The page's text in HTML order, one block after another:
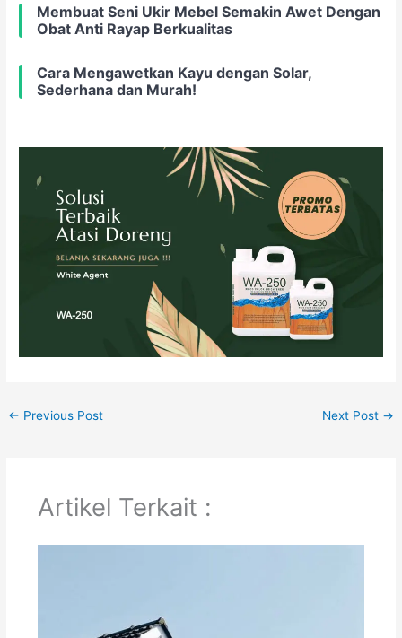
Membuat Seni Ukir Mebel Semakin Awet Dengan
Obat Anti Rayap Berkualitas
Cara Mengawetkan Kayu dengan Solar,
Sederhana dan Murah!
← Previous Post Next Post →
Artikel Terkait :